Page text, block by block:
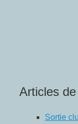
Articles
Sortie